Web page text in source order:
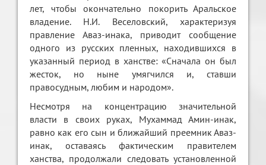
лет, чтобы окончательно покорить Аральское
владение. Н.И. Веселовский, характеризуя
правление Аваз-инака, приводит сообщение
одного из русских пленных, находившихся в
указанный период в ханстве: «Сначала он был
жесток, но ныне умягчился и, ставши
правосудным, любим и народом».
Несмотря на концентрацию значительной
власти в своих руках, Мухаммад Амин-инак,
равно как его сын и ближайший преемник Аваз-
инак, оставаясь фактическим правителем
ханства, продолжали следовать установленной